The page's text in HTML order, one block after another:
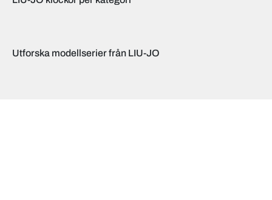
Utforska modellserier från LIU-JO